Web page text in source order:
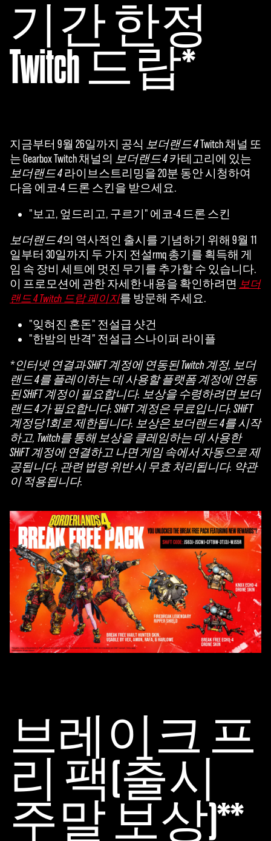
기간 한정
Twitch 드랍*
지금부터 9월 26일까지 공식 보더랜드 4Twitch 채널 또
는 Gearbox Twitch 채널의 보더랜드 4카테고리에 있는
보더랜드 4라이브스트리밍을 20분 동안 시청하여
다음 에코-4 드론 스킨을 받으세요.
"보고, 엎드리고, 구르기" 에코-4 드론 스킨
보더랜드 4의 역사적인 출시를 기념하기 위해 9월 11
일부터 30일까지 두 가지 전설rmq 총기를 획득해 게
임 속 장비 세트에 멋진 무기를 추가할 수 있습니다.
이 프로모션에 관한 자세한 내용을 확인하려면 보더
랜드 4 Twitch 드랍 페이지를 방문해 주세요.
"잊혀진 혼돈" 전설급 샷건
"한밤의 반격" 전설급 스나이퍼 라이플
*인터넷 연결과 SHiFT 계정에 연동된 Twitch 계정, 보더
랜드 4를 플레이하는 데 사용할 플랫폼 계정에 연동
된 SHiFT 계정이 필요합니다. 보상을 수령하려면 보더
랜드 4가 필요합니다. SHiFT 계정은 무료입니다. SHiFT
계정당 1회로 제한됩니다. 보상은 보더랜드 4를 시작
하고, Twitch를 통해 보상을 클레임하는 데 사용한
SHiFT 계정에 연결하고 나면 게임 속에서 자동으로 제
공됩니다. 관련 법령 위반 시 무효 처리됩니다. 약관
이 적용됩니다.
브레이크 프
리 팩(출시
주말 보상)**